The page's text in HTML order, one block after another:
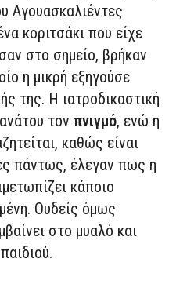
Αγουασκαλιέντες
κοριτσάκι που είχε
στο σημείο, βρήκαν
η μικρή εξηγούσε
της. Η ιατροδικαστική
τον πνιγμό, ενώ η
καθώς είναι
πάντως, έλεγαν πως η
κάποιο
Ουδείς όμως
στο μυαλό και